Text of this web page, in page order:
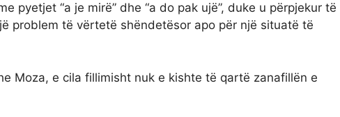
pyetjet “a je mirë” dhe “a do pak ujë”, duke u përpjekur të
problem të vërtetë shëndetësor apo për një situatë të
Moza, e cila fillimisht nuk e kishte të qartë zanafillën e